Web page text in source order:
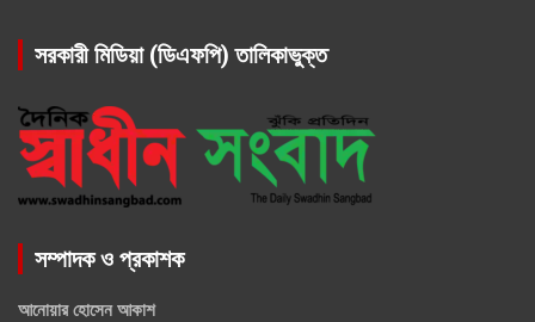
সরকারী মিডিয়া (ডিএফপি) তালিকাভুক্ত
সম্পাদক ও প্রকাশক
আনোয়ার হোসেন আকাশ